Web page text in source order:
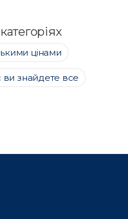
цінами
ви знайдете все